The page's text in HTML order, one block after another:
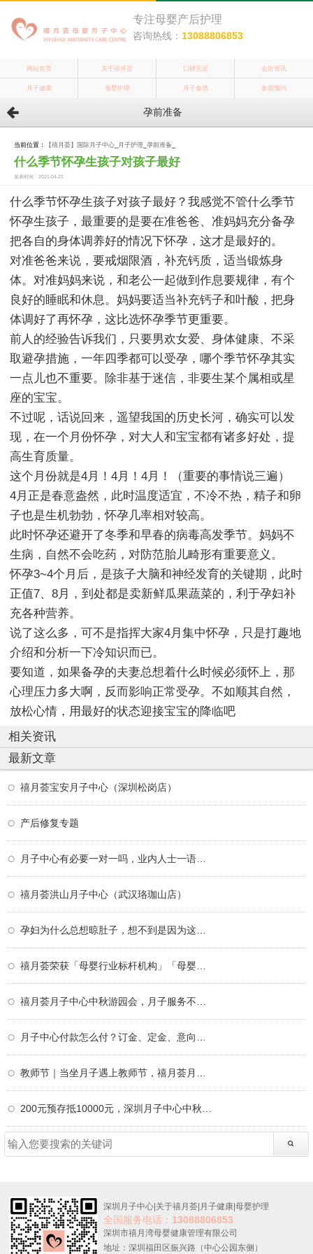
专注母婴产后护理
咨询热线： 13088806853
网站首页 关于禧月荟 口碑见证 会所资讯
月子健康 母婴护理 月子食谱 参观预约
孕前准备
当前位置： 【禧月荟】国际月子中心 月子护理 孕前准备
什么季节怀孕生孩子对孩子最好
发表时间：2021-04-21
什么季节怀孕生孩子对孩子最好？我感觉不管什么季节
怀孕生孩子，最重要的是要在准爸爸、准妈妈充分备孕
把各自的身体调养好的情况下怀孕，这才是最好的。
对准爸爸来说，要戒烟限酒，补充钙质，适当锻炼身
体。对准妈妈来说，和老公一起做到作息要规律，有个
良好的睡眠和休息。妈妈要适当补充钙子和叶酸，把身
体调好了再怀孕，这比选怀孕季节更重要。
前人的经验告诉我们，只要男欢女爱、身体健康、不采
取避孕措施，一年四季都可以受孕，哪个季节怀孕其实
一点儿也不重要。除非基于迷信，非要生某个属相或星
座的宝宝。
不过呢，话说回来，遥望我国的历史长河，确实可以发
现，在一个月份怀孕，对大人和宝宝都有诸多好处，提
高生育质量。
这个月份就是4月！4月！4月！（重要的事情说三遍）
4月正是春意盎然，此时温度适宜，不冷不热，精子和卵
子也是生机勃勃，怀孕几率相对较高。
此时怀孕还避开了冬季和早春的病毒高发季节。妈妈不
生病，自然不会吃药，对防范胎儿畸形有重要意义。
怀孕3~4个月后，是孩子大脑和神经发育的关键期，此时
正值7、8月，到处都是卖新鲜瓜果蔬菜的，利于孕妇补
充各种营养。
说了这么多，可不是指挥大家4月集中怀孕，只是打趣地
介绍和分析一下冷知识而已。
要知道，如果备孕的夫妻总想着什么时候必须怀上，那
心理压力多大啊，反而影响正常受孕。不如顺其自然，
放松心情，用最好的状态迎接宝宝的降临吧
相关资讯
最新文章
禧月荟宝安月子中心（深圳松岗店）
产后修复专题
月子中心有必要一对一吗，业内人士一语道破
禧月荟洪山月子中心（武汉珞珈山店）
孕妇为什么总想晾肚子，想不到是因为这个！
禧月荟荣获「母婴行业标杆机构」「母婴行业
禧月荟月子中心中秋游园会，月子服务不仅仅
月子中心付款怎么付？订金、定金、意向金、
教师节｜当坐月子遇上教师节，禧月荟月子中
200元预存抵10000元，深圳月子中心中秋限定
深圳月子中心|关于禧月荟| 月子健康|母婴护理
全国服务电话： 13088806853
深圳市禧月湾母婴健康管理有限公司
地址：深圳福田区振兴路（中心公园东侧）